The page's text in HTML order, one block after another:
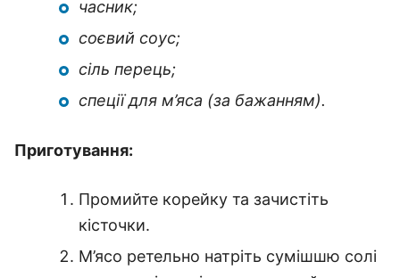
часник;
соєвий соус;
сіль перець;
спеції для м’яса (за бажанням).
Приготування:
Промийте корейку та зачистіть
кісточки.
М’ясо ретельно натріть сумішшю солі